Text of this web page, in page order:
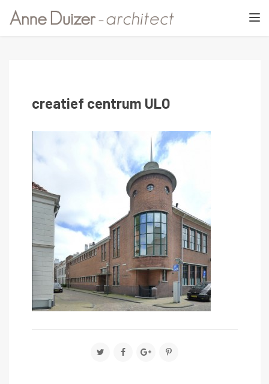
creatief centrum ULO